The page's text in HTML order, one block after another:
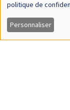
SÉMINAIRES
MEGASalle Carine